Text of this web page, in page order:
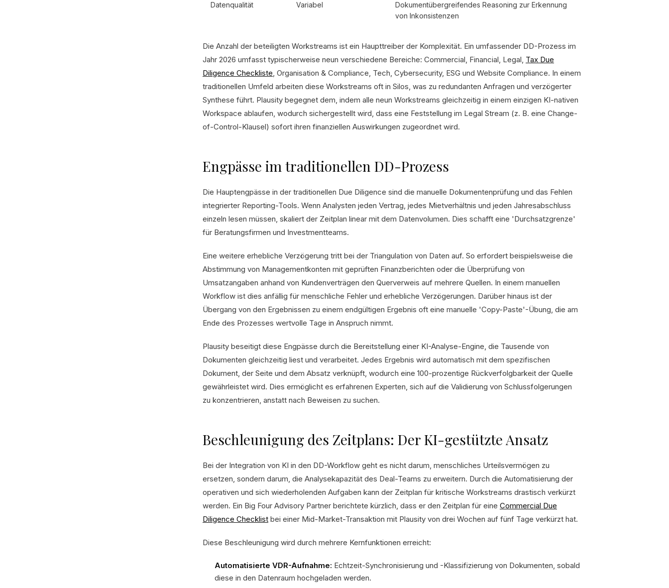
Datenqualität Variabel
Dokumentübergreifendes Reasoning zur Erkennung
von Inkonsistenzen
Die Anzahl der beteiligten Workstreams ist ein Haupttreiber der Komplexität. Ein umfassender DD-Prozess im
Jahr 2026 umfasst typischerweise neun verschiedene Bereiche: Commercial, Financial, Legal, Tax Due
Diligence Checkliste, Organisation & Compliance, Tech, Cybersecurity, ESG und Website Compliance. In einem
traditionellen Umfeld arbeiten diese Workstreams oft in Silos, was zu redundanten Anfragen und verzögerter
Synthese führt. Plausity begegnet dem, indem alle neun Workstreams gleichzeitig in einem einzigen KI-nativen
Workspace ablaufen, wodurch sichergestellt wird, dass eine Feststellung im Legal Stream (z. B. eine Change-
of-Control-Klausel) sofort ihren finanziellen Auswirkungen zugeordnet wird.
Engpässe im traditionellen DD-Prozess
Die Hauptengpässe in der traditionellen Due Diligence sind die manuelle Dokumentenprüfung und das Fehlen
integrierter Reporting-Tools. Wenn Analysten jeden Vertrag, jedes Mietverhältnis und jeden Jahresabschluss
einzeln lesen müssen, skaliert der Zeitplan linear mit dem Datenvolumen. Dies schafft eine 'Durchsatzgrenze'
für Beratungsfirmen und Investmentteams.
Eine weitere erhebliche Verzögerung tritt bei der Triangulation von Daten auf. So erfordert beispielsweise die
Abstimmung von Managementkonten mit geprüften Finanzberichten oder die Überprüfung von
Umsatzangaben anhand von Kundenverträgen den Querverweis auf mehrere Quellen. In einem manuellen
Workflow ist dies anfällig für menschliche Fehler und erhebliche Verzögerungen. Darüber hinaus ist der
Übergang von den Ergebnissen zu einem endgültigen Ergebnis oft eine manuelle 'Copy-Paste'-Übung, die am
Ende des Prozesses wertvolle Tage in Anspruch nimmt.
Plausity beseitigt diese Engpässe durch die Bereitstellung einer KI-Analyse-Engine, die Tausende von
Dokumenten gleichzeitig liest und verarbeitet. Jedes Ergebnis wird automatisch mit dem spezifischen
Dokument, der Seite und dem Absatz verknüpft, wodurch eine 100-prozentige Rückverfolgbarkeit der Quelle
gewährleistet wird. Dies ermöglicht es erfahrenen Experten, sich auf die Validierung von Schlussfolgerungen
zu konzentrieren, anstatt nach Beweisen zu suchen.
Beschleunigung des Zeitplans: Der KI-gestützte Ansatz
Bei der Integration von KI in den DD-Workflow geht es nicht darum, menschliches Urteilsvermögen zu
ersetzen, sondern darum, die Analysekapazität des Deal-Teams zu erweitern. Durch die Automatisierung der
operativen und sich wiederholenden Aufgaben kann der Zeitplan für kritische Workstreams drastisch verkürzt
werden. Ein Big Four Advisory Partner berichtete kürzlich, dass er den Zeitplan für eine Commercial Due
Diligence Checklist bei einer Mid-Market-Transaktion mit Plausity von drei Wochen auf fünf Tage verkürzt hat.
Diese Beschleunigung wird durch mehrere Kernfunktionen erreicht:
Automatisierte VDR-Aufnahme: Echtzeit-Synchronisierung und -Klassifizierung von Dokumenten, sobald
diese in den Datenraum hochgeladen werden.